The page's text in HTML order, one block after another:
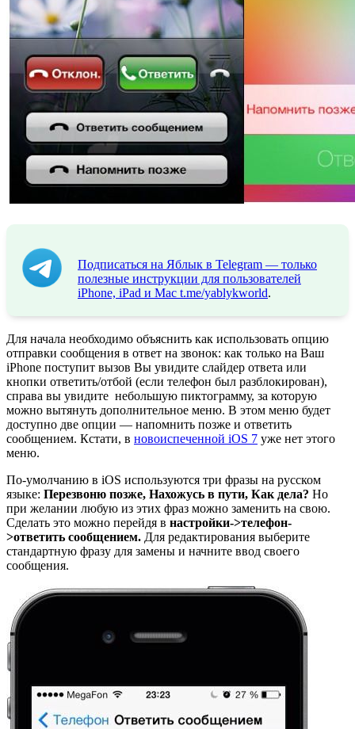
Подписаться на Яблык в Telegram — только
полезные инструкции для пользователей
iPhone, iPad и Mac t.me/yablykworld.
Для начала необходимо объяснить как использовать опцию
отправки сообщения в ответ на звонок: как только на Ваш
iPhone поступит вызов Вы увидите слайдер ответа или
кнопки ответить/отбой (если телефон был разблокирован),
справа вы увидите небольшую пиктограмму, за которую
можно вытянуть дополнительное меню. В этом меню будет
доступно две опции — напомнить позже и ответить
сообщением. Кстати, в новоиспеченной iOS 7 уже нет этого
меню.
По-умолчанию в iOS используются три фразы на русском
языке: Перезвоню позже, Нахожусь в пути, Как дела? Но
при желании любую из этих фраз можно заменить на свою.
Сделать это можно перейдя в настройки->телефон-
>ответить сообщением. Для редактирования выберите
стандартную фразу для замены и начните ввод своего
сообщения.